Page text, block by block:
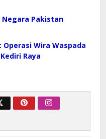
Pakistan
Wira Waspada
Raya